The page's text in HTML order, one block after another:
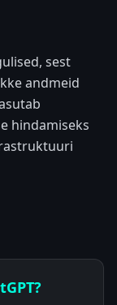
sest
andmeid
hindamiseks